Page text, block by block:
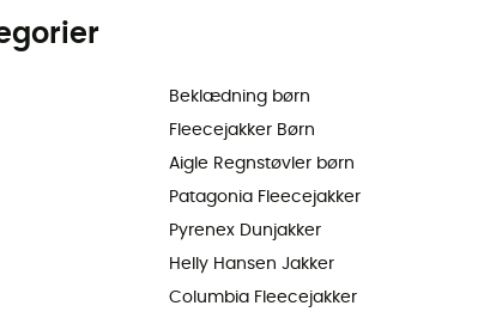
Beklædning børn
Fleecejakker Børn
Aigle Regnstøvler børn
Patagonia Fleecejakker
Pyrenex Dunjakker
Helly Hansen Jakker
Columbia Fleecejakker